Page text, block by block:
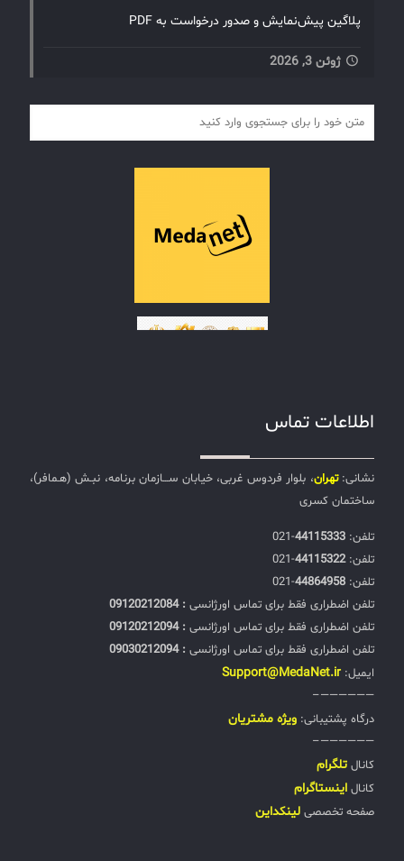
پلاگین پیش‌نمایش و صدور درخواست به PDF
ژوئن 3, 2026
اطلاعات تماس
نشانی:تهران، بلوار فردوس غربی، خیابان ســـازمان برنامه، نبـش (هـمافر)،
ساختمان کسری
تلفن:‌ 44115333
-021
تلفن:‌44115322
-021
تلفن:‌ 44864958
-021
تلفن اضطراری فقط برای تماس اورژانسی : 09120212084
تلفن اضطراری فقط برای تماس اورژانسی : 09120212094
تلفن اضطراری فقط برای تماس اورژانسی : 09030212094
ایمیل: Support@MedaNet.ir
——————–
درگاه پشتیبانی: ويژه مشتریان
——————–
کانال تلگرام
کانال اینستاگرام
صفحه تخصصی لینکداین